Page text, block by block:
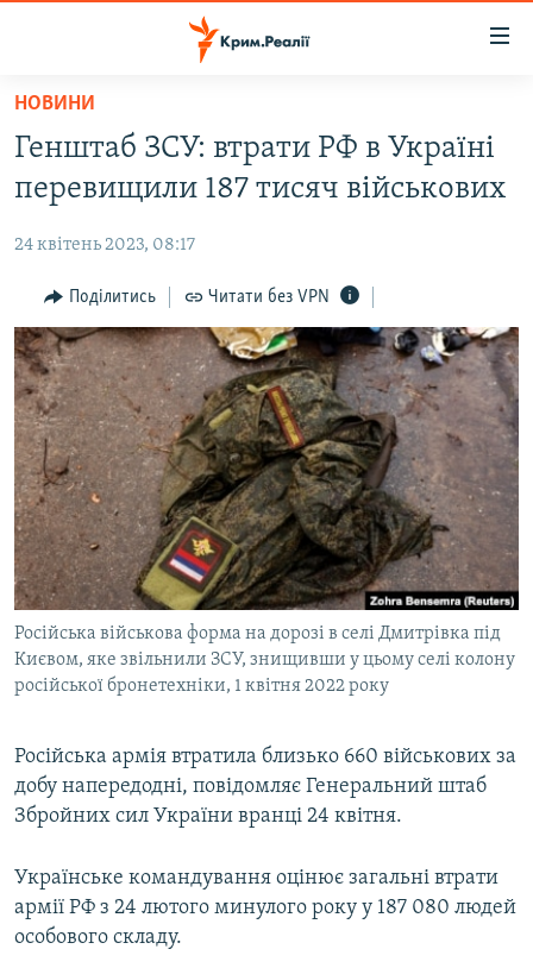
Перейти
основного
матеріалу
Перейти
до
навігації
Перейти
до
пошуку
ВІДЕО ТА ФОТО
ПОЛІТИКА
БЛОГИ
ПОГЛЯД
ІНТЕРВ'Ю
ВСЕ ЗА ДЕНЬ
СПЕЦПРОЕКТИ
ДЕПОРТАЦІЯ
ВІДЕОУРОКИ «ELIFBE»
СВІДЧЕННЯ ОКУПАЦІЇ
УКРАЇНСЬКА ПРОБЛЕМА КРИМУ
ІНФОГРАФІКА
ЯК ОБІЙТИ БЛОКУВАННЯ
Русский
Qırımtatar
ДОЛУЧАЙСЯ!
Усі сайти RFE/RL
НОВИНИ
Генштаб ЗСУ: втрати РФ в Україні
перевищили 187 тисяч військових
24 квітень 2023, 08:17
Поділитись Читати без VPN
Російська військова форма на дорозі в селі Дмитрівка під
Києвом, яке звільнили ЗСУ, знищивши у цьому селі колону
російської бронетехніки, 1 квітня 2022 року
Російська армія втратила близько 660 військових за
добу напередодні, повідомляє Генеральний штаб
Збройних сил України вранці 24 квітня.
Українське командування оцінює загальні втрати
армії РФ з 24 лютого минулого року у 187 080 людей
особового складу.